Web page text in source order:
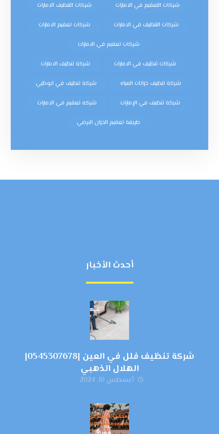
شركات التعقيم في الامارات شركات التنظيف الامارات
شركات التنظيف في الامارات شركات تعقيم الامارات
شركات تعقيم في الامارات
شركات تنظيف في الامارات شركة تنظيف الامارات
شركة تنظيف خزانات المياه شركة تنظيف في ابوظبي
شركة تنظيف في الإمارات شركه تعقيم في الامارات
طريقة تعقيم الخزان الارضي
أحدث الأخبار
شركة تنظيف فلل في العين |0545307678|
الهلال الذهبي
أغسطس 10, 2024